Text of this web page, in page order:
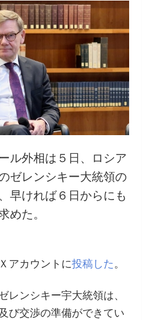
ル外相は５日、ロシア
ゼレンシキー大統領の
早ければ６日からにも
めた。
アカウントに投稿した。
レンシキー宇大統領は、
び交渉の準備ができてい